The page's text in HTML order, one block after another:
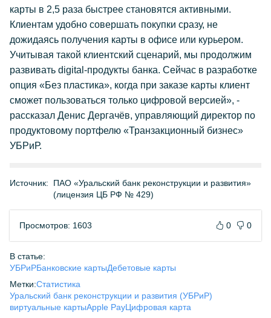
карты в 2,5 раза быстрее становятся активными.
Клиентам удобно совершать покупки сразу, не
дожидаясь получения карты в офисе или курьером.
Учитывая такой клиентский сценарий, мы продолжим
развивать digital-продукты банка. Сейчас в разработке
опция «Без пластика», когда при заказе карты клиент
сможет пользоваться только цифровой версией», -
рассказал Денис Дергачёв, управляющий директор по
продуктовому портфелю «Транзакционный бизнес»
УБРиР.
Источник:
ПАО «Уральский банк реконструкции и развития»
(лицензия ЦБ РФ № 429)
Просмотров: 1603 0 0
В статье:
УБРиРБанковские картыДебетовые карты
Метки:Статистика
Уральский банк реконструкции и развития (УБРиР)
виртуальные картыApple PayЦифровая карта